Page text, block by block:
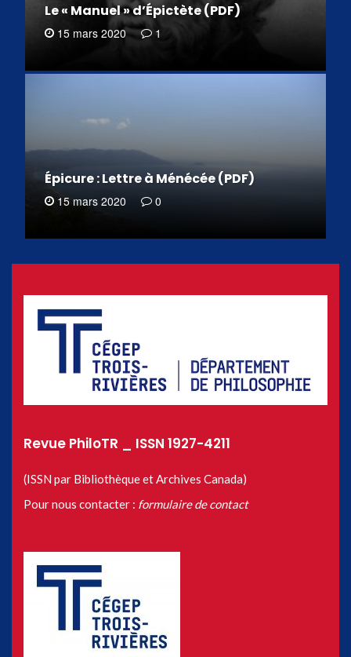
Le « Manuel » d’Épictète (PDF)
15 mars 2020 1
Épicure : Lettre à Ménécée (PDF)
15 mars 2020 0
Revue PhiloTR _ ISSN 1927-4211
(ISSN par Bibliothèque et Archives Canada)
Pour nous contacter : formulaire de contact